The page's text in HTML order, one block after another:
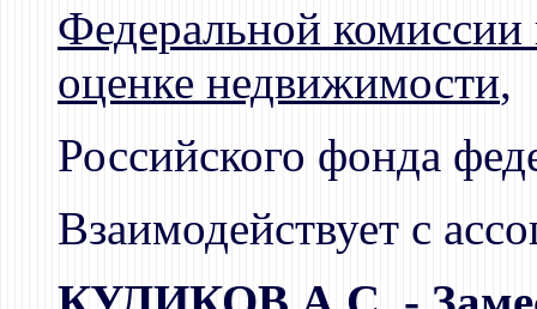
Федеральной
оценке недвижимости,
Российского фонда
Взаимодействует с